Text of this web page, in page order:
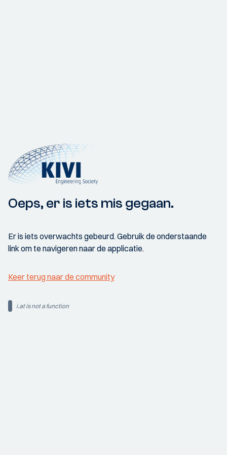
Oeps, er is iets mis gegaan.
Er is iets overwachts gebeurd. Gebruik de onderstaande
link om te navigeren naar de applicatie.
Keer terug naar de community
i.at is not a function